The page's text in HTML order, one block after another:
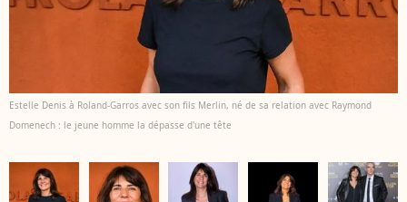
Estelle Denis à Roland-Garros avec son fils Merlin, né de sa relation avec Raymond
Domenech : le jeune homme la dépasse d'une tête